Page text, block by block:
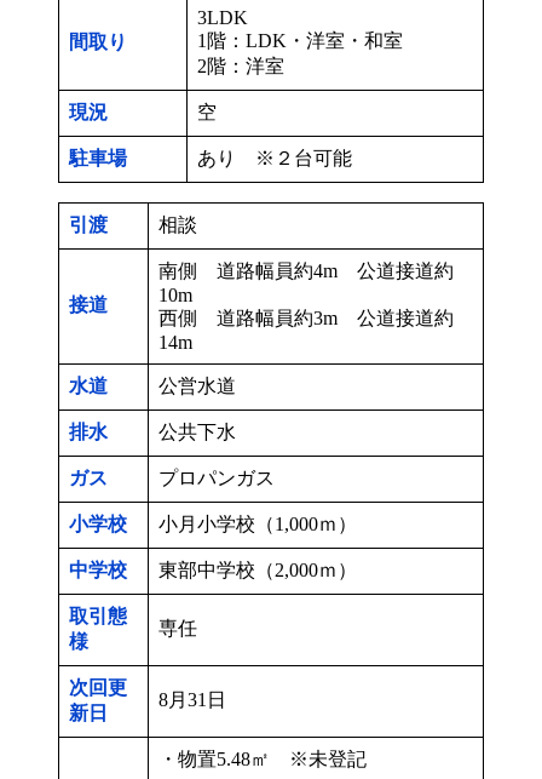
間取り
3LDK
1階：LDK・洋室・和室
2階：洋室
現況 空
駐車場 あり ※２台可能
引渡 相談
接道
南側 道路幅員約4m 公道接道約
10m
西側 道路幅員約3m 公道接道約
14m
水道 公営水道
排水 公共下水
ガス プロパンガス
小学校 小月小学校（1,000ｍ）
中学校 東部中学校（2,000ｍ）
取引態
様
専任
次回更
新日
8月31日
・物置5.48㎡ ※未登記